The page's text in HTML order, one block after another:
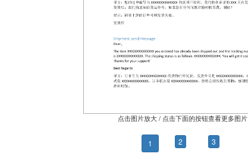
点击图片放大 / 点击下面的按钮查看更多图片
1 2 3